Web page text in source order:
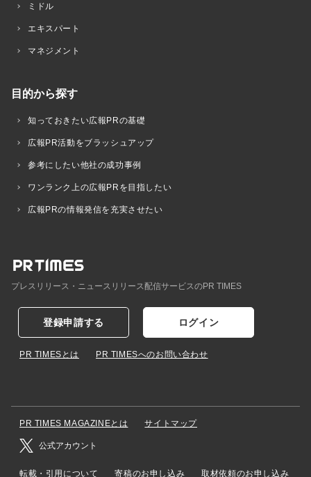
ミドル
エキスパート
マネジメント
目的から探す
知っておきたい広報PRの基礎
広報PR活動をブラッシュアップ
参考にしたい他社の成功事例
ワンランク上の広報PRを目指したい
広報PRの情報発信を充実させたい
プレスリリース・ニュースリリース配信サービスのPR TIMES
登録申請する ログイン
PR TIMESとは PR TIMESへのお問い合わせ
PR TIMES MAGAZINEとは サイトマップ
公式アカウント
転載・引用について 寄稿のお申し込み 取材依頼のお申し込み